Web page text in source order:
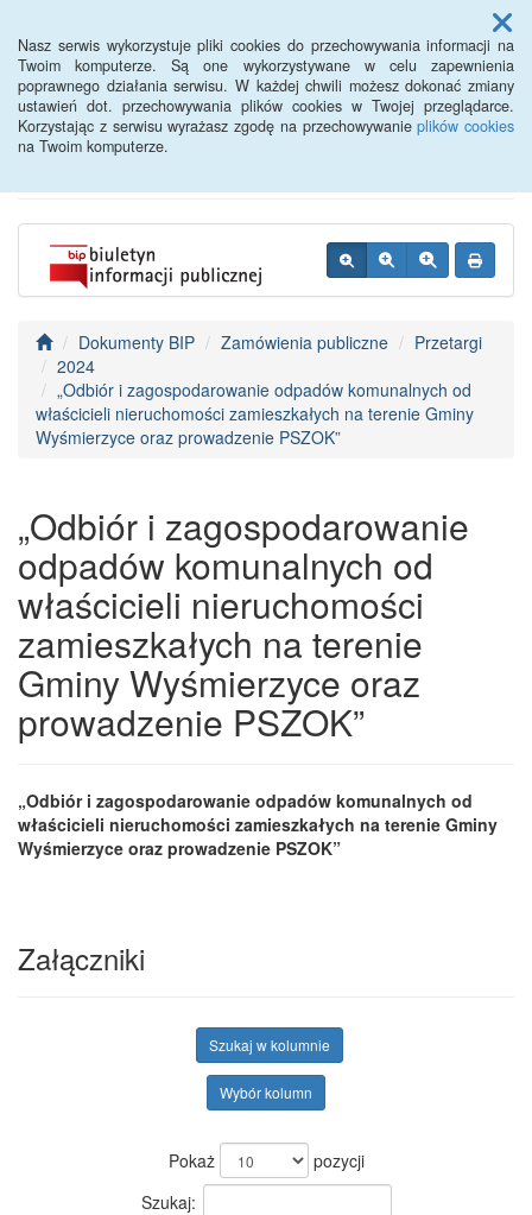
Nasz serwis wykorzystuje pliki cookies do przechowywania informacji na
Twoim komputerze. Są one wykorzystywane w celu zapewnienia
poprawnego działania serwisu. W każdej chwili możesz dokonać zmiany
ustawień dot. przechowywania plików cookies w Twojej przeglądarce.
Korzystając z serwisu wyrażasz zgodę na przechowywanieplików cookies
na Twoim komputerze.
Menu
BIP - Urząd Miejski
Wyśmierzyce
Dokumenty BIP Zamówienia publiczne
Przetargi
2024
„Odbiór i zagospodarowanie odpadów komunalnych od
właścicieli nieruchomości zamieszkałych na terenie Gminy
Wyśmierzyce oraz prowadzenie PSZOK”
„Odbiór i zagospodarowanie
odpadów komunalnych od
właścicieli nieruchomości
zamieszkałych na terenie
Gminy Wyśmierzyce oraz
prowadzenie PSZOK”
„Odbiór i zagospodarowanie odpadów komunalnych od
właścicieli nieruchomości zamieszkałych na terenie Gminy
Wyśmierzyce oraz prowadzenie PSZOK”
Załączniki
Szukaj w kolumnie
Wybór kolumn
Pokaż
pozycji
Szukaj: